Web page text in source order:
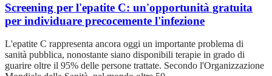
Screening per l'epatite C: un'opportunità gratuita
per individuare precocemente l'infezione
L'epatite C rappresenta ancora oggi un importante problema di
sanità pubblica, nonostante siano disponibili terapie in grado di
guarire oltre il 95% delle persone trattate. Secondo l'Organizzazione